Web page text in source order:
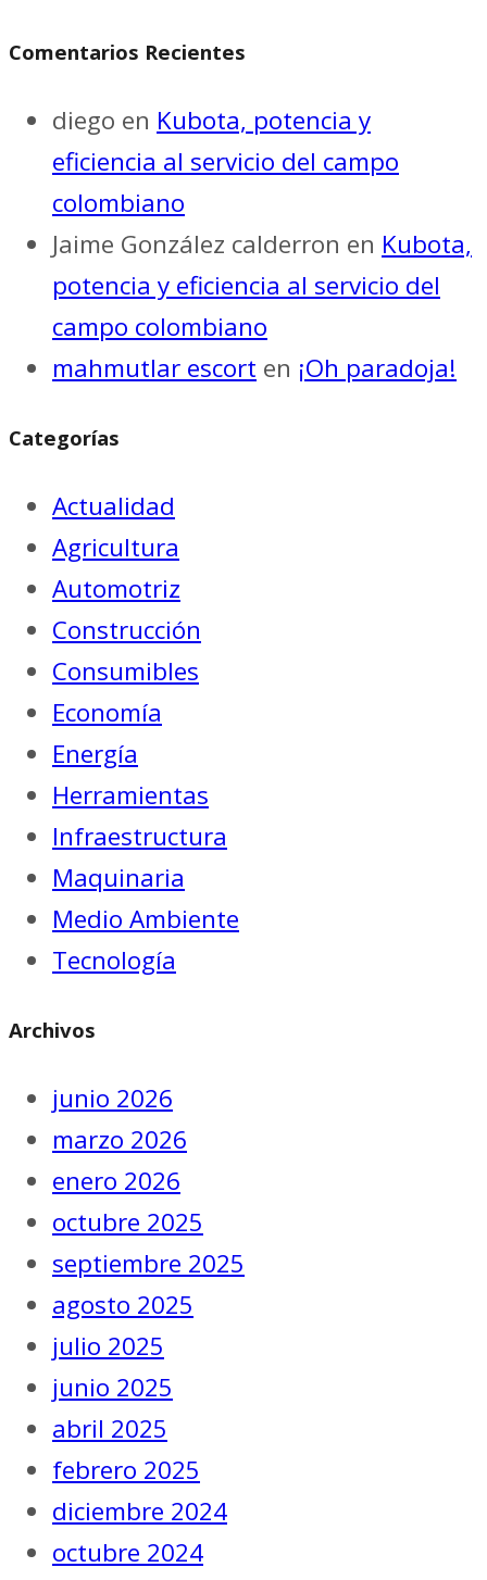
Comentarios Recientes
diego en Kubota, potencia y
eficiencia al servicio del campo
colombiano
Jaime González calderron en Kubota,
potencia y eficiencia al servicio del
campo colombiano
mahmutlar escort en ¡Oh paradoja!
Categorías
Actualidad
Agricultura
Automotriz
Construcción
Consumibles
Economía
Energía
Herramientas
Infraestructura
Maquinaria
Medio Ambiente
Tecnología
Archivos
junio 2026
marzo 2026
enero 2026
octubre 2025
septiembre 2025
agosto 2025
julio 2025
junio 2025
abril 2025
febrero 2025
diciembre 2024
octubre 2024